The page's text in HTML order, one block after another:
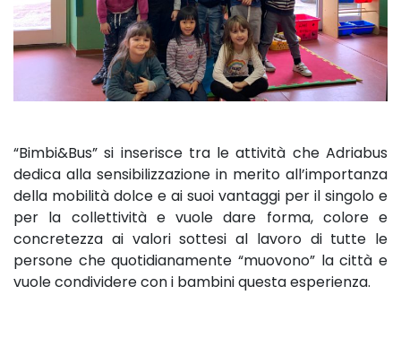
“Bimbi&Bus” si inserisce tra le attività che Adriabus
dedica alla sensibilizzazione in merito all’importanza
della mobilità dolce e ai suoi vantaggi per il singolo e
per la collettività e vuole dare forma, colore e
concretezza ai valori sottesi al lavoro di tutte le
persone che quotidianamente “muovono” la città e
vuole condividere con i bambini questa esperienza.